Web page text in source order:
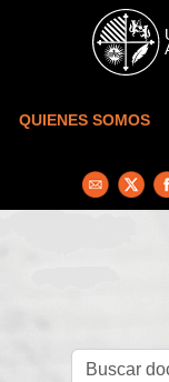
Skip to main content
QUIENES SOMOS